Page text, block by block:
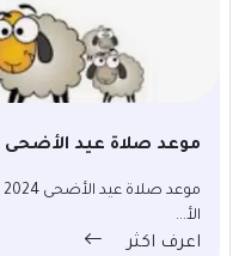
موعد صلاة عيد الأضحى 2024 في الوادي | الجزائر
الأ...
اعرف اكثر